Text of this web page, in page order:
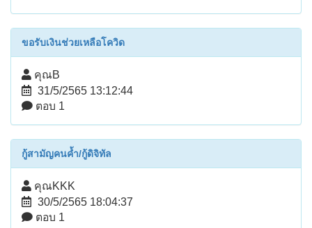
ขอรับเงินช่วยเหลือโควิด
คุณB
31/5/2565 13:12:44
ตอบ 1
กู้สามัญคนค้ำ/กู้ดิจิทัล
คุณKKK
30/5/2565 18:04:37
ตอบ 1